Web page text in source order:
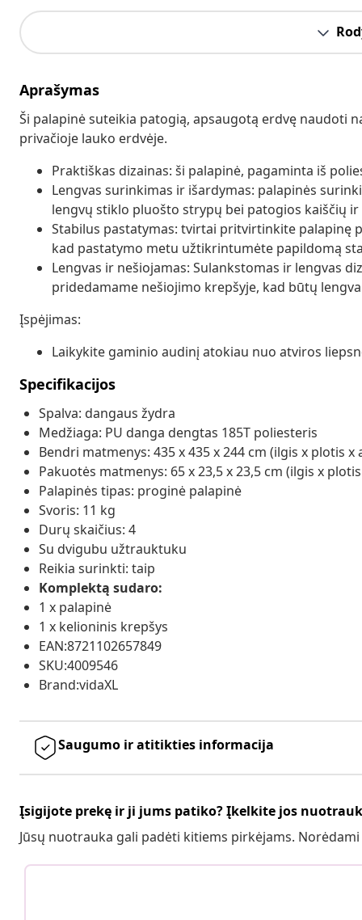
Aprašymas
Ši palapinė suteikia patogią, apsaugotą erdvę naudoti
privačioje lauko erdvėje.
Praktiškas dizainas: ši palapinė, pagaminta iš
Lengvas surinkimas ir išardymas: palapinės
lengvų stiklo pluošto strypų bei patogios kaiščių
Stabilus pastatymas: tvirtai pritvirtinkite palapinę
kad pastatymo metu užtikrintumėte papildomą
Lengvas ir nešiojamas: Sulankstomas ir lengvas
pridedamame nešiojimo krepšyje, kad būtų
Įspėjimas:
Laikykite gaminio audinį atokiau nuo atviros
Specifikacijos
Spalva: dangaus žydra
Medžiaga: PU danga dengtas 185T poliesteris
Bendri matmenys: 435 x 435 x 244 cm (ilgis x plotis x
Pakuotės matmenys: 65 x 23,5 x 23,5 cm (ilgis x
Palapinės tipas: proginė palapinė
Svoris: 11 kg
Durų skaičius: 4
Su dvigubu užtrauktuku
Reikia surinkti: taip
Komplektą sudaro:
1 x palapinė
1 x kelioninis krepšys
EAN:8721102657849
SKU:4009546
Brand:vidaXL
Saugumo ir atitikties informacija
Įsigijote prekę ir ji jums patiko? Įkelkite jos
Jūsų nuotrauka gali padėti kitiems pirkėjams.